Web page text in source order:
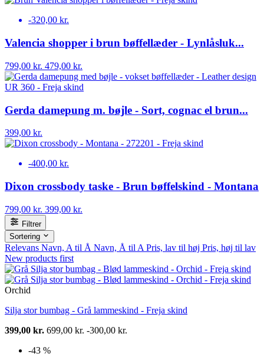
-320,00 kr.
Valencia shopper i brun bøffellæder - Lynlåsluk...
799,00 kr. 479,00 kr.
Gerda damepung m. bøjle - Sort, cognac el brun...
399,00 kr.
-400,00 kr.
Dixon crossbody taske - Brun bøffelskind - Montana
799,00 kr. 399,00 kr.
Filtrer
Sortering
Relevans Navn, A til Å Navn, Å til A Pris, lav til høj Pris, høj til lav
New products first
Orchid
Silja stor bumbag - Grå lammeskind - Freja skind
399,00 kr. 699,00 kr. -300,00 kr.
-43 %